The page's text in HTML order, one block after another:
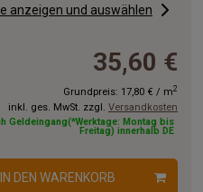
m 6.50 x 2.00 m
9.50 x 2.00 m
m 12.00x2.00 m
m 18.00x2.00 m
anzeigen und auswählen
35,60 €
Grundpreis: 17,80 € / m2
inkl. ges. MwSt. zzgl. Versandkosten
Geldeingang(*Werktage: Montag bis
Freitag) innerhalb DE
IN DEN WARENKORB